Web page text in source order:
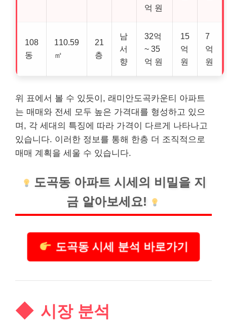
억 원
108
동
110.59
㎡
21
층
남
서
향
32억
~ 35
억 원
15
억
원
7
억
원
위 표에서 볼 수 있듯이, 래미안도곡카운티 아파트
는 매매와 전세 모두 높은 가격대를 형성하고 있으
며, 각 세대의 특징에 따라 가격이 다르게 나타나고
있습니다. 이러한 정보를 통해 한층 더 조직적으로
매매 계획을 세울 수 있습니다.
도곡동 아파트 시세의 비밀을 지
금 알아보세요!
도곡동 시세 분석 바로가기
시장 분석